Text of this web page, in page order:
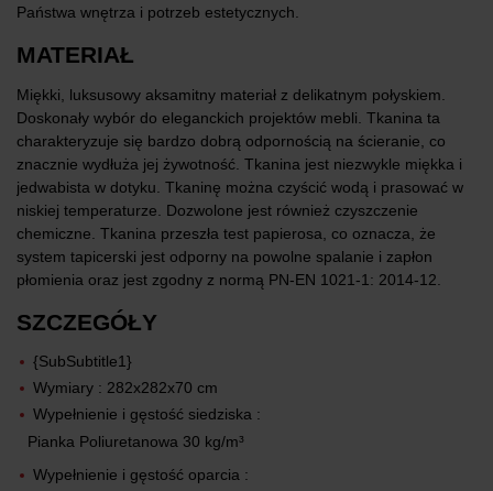
Państwa wnętrza i potrzeb estetycznych.
MATERIAŁ
Miękki, luksusowy aksamitny materiał z delikatnym połyskiem.
Doskonały wybór do eleganckich projektów mebli. Tkanina ta
charakteryzuje się bardzo dobrą odpornością na ścieranie, co
znacznie wydłuża jej żywotność. Tkanina jest niezwykle miękka i
jedwabista w dotyku. Tkaninę można czyścić wodą i prasować w
niskiej temperaturze. Dozwolone jest również czyszczenie
chemiczne. Tkanina przeszła test papierosa, co oznacza, że
system tapicerski jest odporny na powolne spalanie i zapłon
płomienia oraz jest zgodny z normą PN-EN 1021-1: 2014-12.
SZCZEGÓŁY
{SubSubtitle1}
Wymiary : 282x282x70 cm
Wypełnienie i gęstość siedziska :
Pianka Poliuretanowa 30 kg/m³
Wypełnienie i gęstość oparcia :